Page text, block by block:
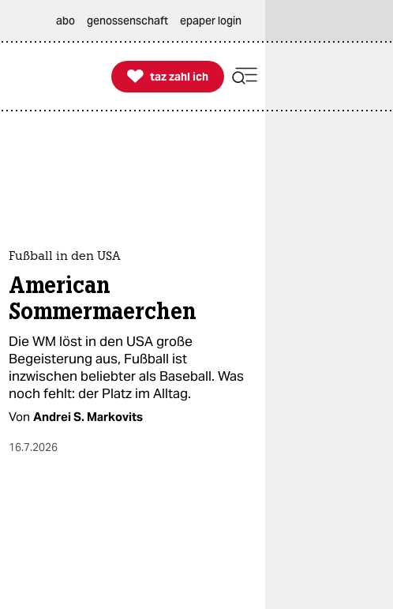
abo genossenschaft epaper login

taz zahl ich
taz zahl ich
Fußball in den USA
American
Sommermaerchen
Die WM löst in den USA große
Begeisterung aus, Fußball ist
inzwischen beliebter als Baseball. Was
noch fehlt: der Platz im Alltag.
Von Andrei S. Markovits
16.7.2026